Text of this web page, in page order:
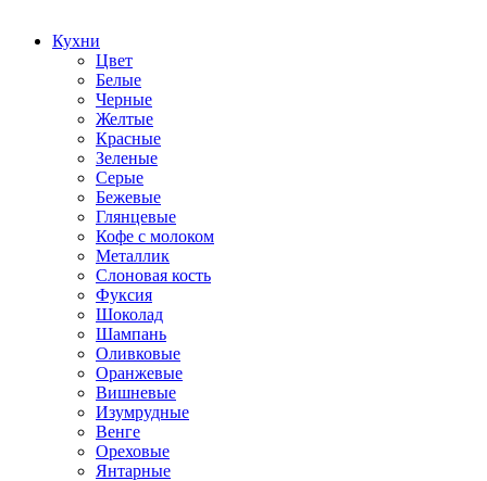
Кухни
Цвет
Белые
Черные
Желтые
Красные
Зеленые
Серые
Бежевые
Глянцевые
Кофе с молоком
Металлик
Слоновая кость
Фуксия
Шоколад
Шампань
Оливковые
Оранжевые
Вишневые
Изумрудные
Венге
Ореховые
Янтарные